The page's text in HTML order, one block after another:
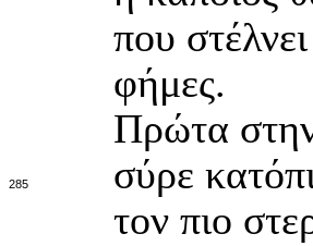
που
φήμες.
Πρώτα
285
σύρε
τον πιο